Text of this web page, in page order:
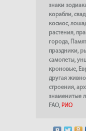
знаки
корабли,
космос,
растения,
города,
праздники,
самолеты,
кроновые,
другая
строения,
знаменитые
FAO, РИО